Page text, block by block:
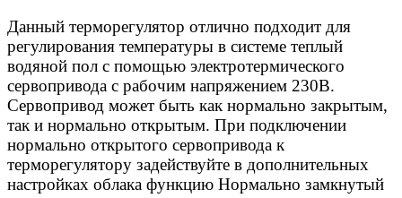
Данный терморегулятор отлично подходит для
регулирования температуры в системе теплый
водяной пол с помощью электротермического
сервопривода с рабочим напряжением 230В.
Сервопривод может быть как нормально закрытым,
так и нормально открытым. При подключении
нормально открытого сервопривода к
терморегулятору задействуйте в дополнительных
настройках облака функцию Нормально замкнутый